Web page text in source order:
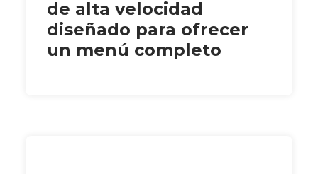
de alta velocidad
diseñado para ofrecer
un menú completo